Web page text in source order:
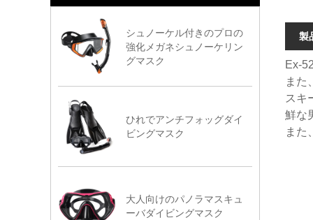
シュノーケル付きのプロの
強化メガネシュノーケリン
グマスク
ひれでアンチフォッグダイ
ビングマスク
大人向けのパノラマスキュ
ーバダイビングマスク
製
Ex-
また
スキ
鮮な
また